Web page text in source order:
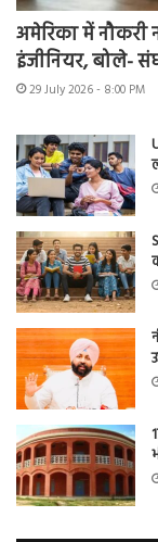
अमेरिका में नौकरी
इंजीनियर, बोले-
29 July 2026 - 8:00 PM